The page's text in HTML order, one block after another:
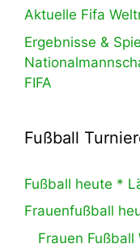
Aktuelle Fifa
Ergebnisse &
FIFA
Fußball
Fußball heute *
Frauenfußball
Frauen Fußball